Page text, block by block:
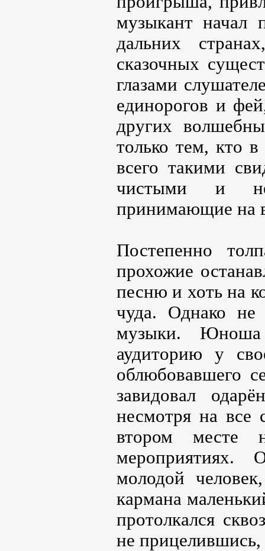
музыкант начал
дальних
сказочных
глазами
единорогов и
других
только тем, кто
всего такими
чистыми и
принимающие на
Постепенно
прохожие
песню и хоть на
чуда. Однако
музыки.
аудиторию у
облюбовавшего
завидовал
несмотря на все
втором месте
мероприятиях.
молодой
кармана
протолкался
не